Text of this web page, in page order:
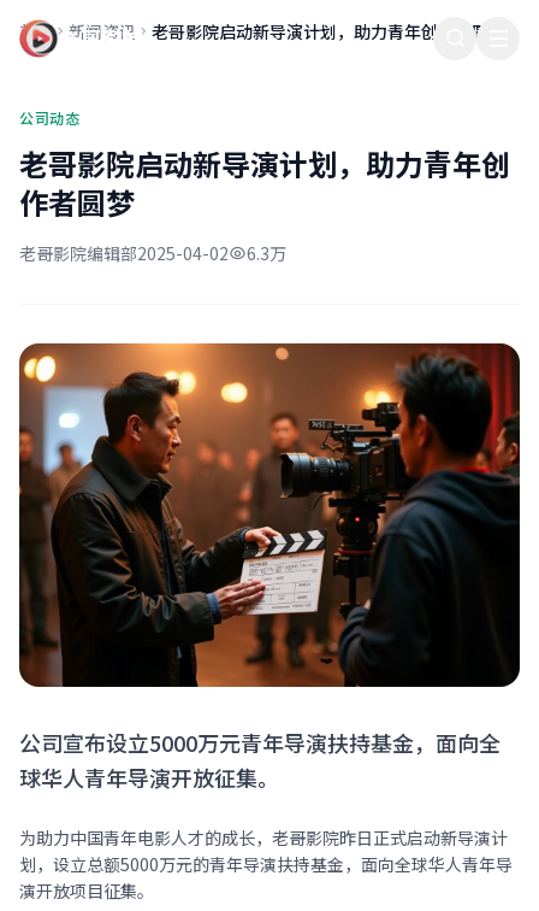
老哥影院
首页 新闻资讯 老哥影院启动新导演计划，助力青年创作者圆梦
公司动态
老哥影院启动新导演计划，助力青年创
作者圆梦
老哥影院编辑部2025-04-02 6.3万
公司宣布设立5000万元青年导演扶持基金，面向全
球华人青年导演开放征集。
为助力中国青年电影人才的成长，老哥影院昨日正式启动新导演计
划，设立总额5000万元的青年导演扶持基金，面向全球华人青年导
演开放项目征集。